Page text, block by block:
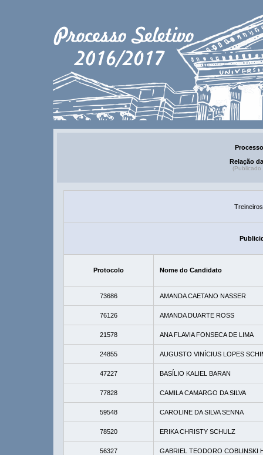
Relação
(Publicado
Protocolo Nome do Candidato
73686 AMANDA CAETANO NASSER
76126 AMANDA DUARTE ROSS
21578 ANA FLAVIA FONSECA DE LIMA
24855 AUGUSTO VINÍCIUS LOPES
47227 BASÍLIO KALIEL BARAN
77828 CAMILA CAMARGO DA SILVA
59548 CAROLINE DA SILVA SENNA
78520 ERIKA CHRISTY SCHULZ
56327 GABRIEL TEODORO COBLINSKI